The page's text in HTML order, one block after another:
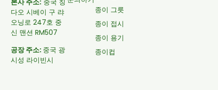
본사 주소: 중국 칭
다오 시베이 구 랴
오닝로 247호 중
신 맨션 RM507
공장 주소: 중국 광
시성 라이빈시
종이 그릇
종이 접시
종이 용기
종이컵